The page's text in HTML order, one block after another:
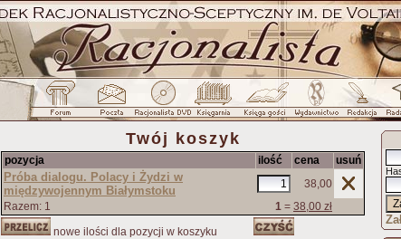
Twój koszyk
pozycja ilość cena usuń
Próba dialogu. Polacy i Żydzi w
międzywojennym Białymstoku
38,00
Razem: 1
1 = 38,00 zł
nowe ilości dla pozycji w koszyku